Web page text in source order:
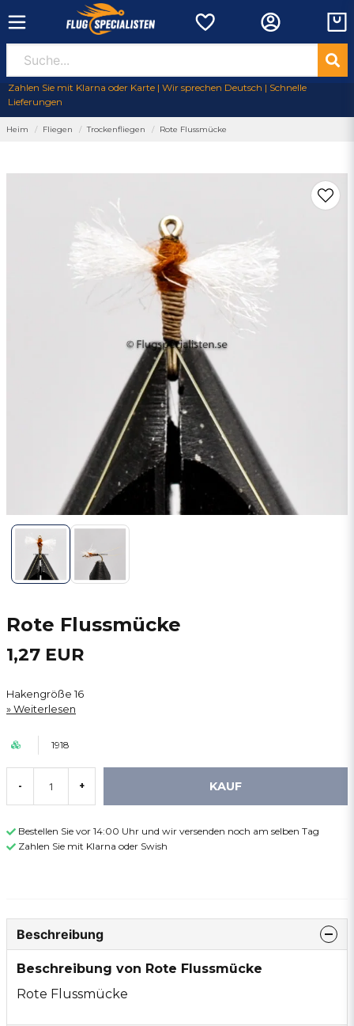
Zahlen Sie mit Klarna oder Karte | Wir sprechen Deutsch | Schnelle
Lieferungen
Heim Fliegen Trockenfliegen Rote Flussmücke
Rote Flussmücke
1,27 EUR
Hakengröße 16
Weiterlesen
1918
- + KAUF
Bestellen Sie vor 14:00 Uhr und wir versenden noch am selben Tag
Zahlen Sie mit Klarna oder Swish
Beschreibung
Beschreibung von Rote Flussmücke
Rote Flussmücke